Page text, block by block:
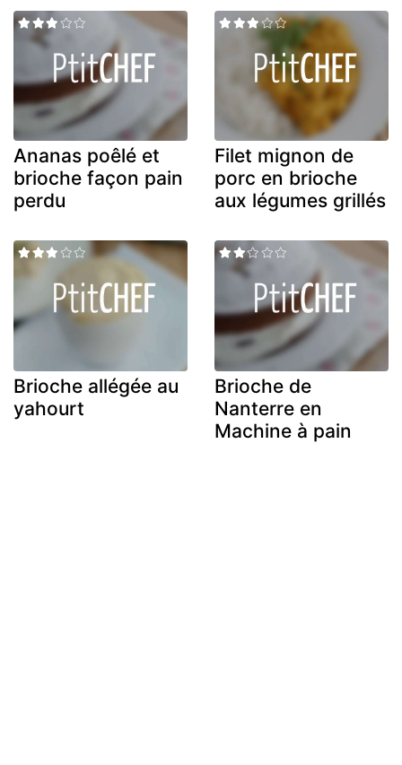
Ananas poêlé et
brioche façon pain
perdu
Filet mignon de
porc en brioche
aux légumes grillés
Brioche allégée au
yahourt
Brioche de
Nanterre en
Machine à pain